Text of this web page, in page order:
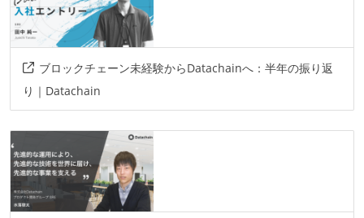
ブロックチェーン未経験からDatachainへ：半年の振り返
り｜Datachain